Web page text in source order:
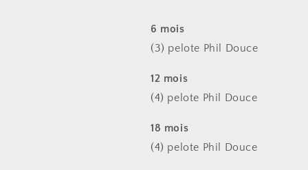
6 mois
(3) pelote Phil Douce
12 mois
(4) pelote Phil Douce
18 mois
(4) pelote Phil Douce